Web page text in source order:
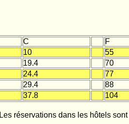
C F
10 55
19.4 70
24.4 77
29.4 88
37.8 104
Les réservations dans les hôtels